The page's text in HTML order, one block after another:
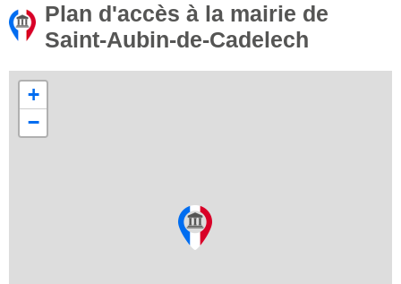
Plan d'accès à la mairie de
Saint-Aubin-de-Cadelech
+
−